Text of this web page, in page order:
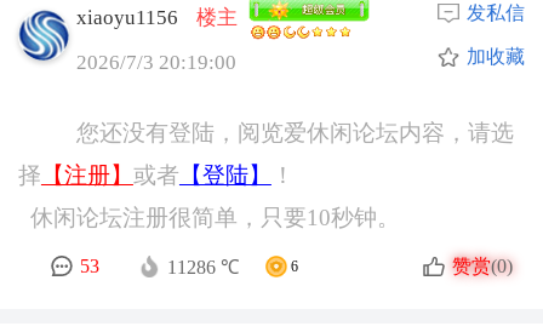
xiaoyu1156
楼主
2026/7/3 20:19:00
发私信
加收藏
您还没有登陆，阅览爱休闲论坛内容，请选
择 【注册】 或者 【登陆】
！
休闲论坛注册很简单，只要10秒钟。
53 11286 ℃ 6 赞赏(0)